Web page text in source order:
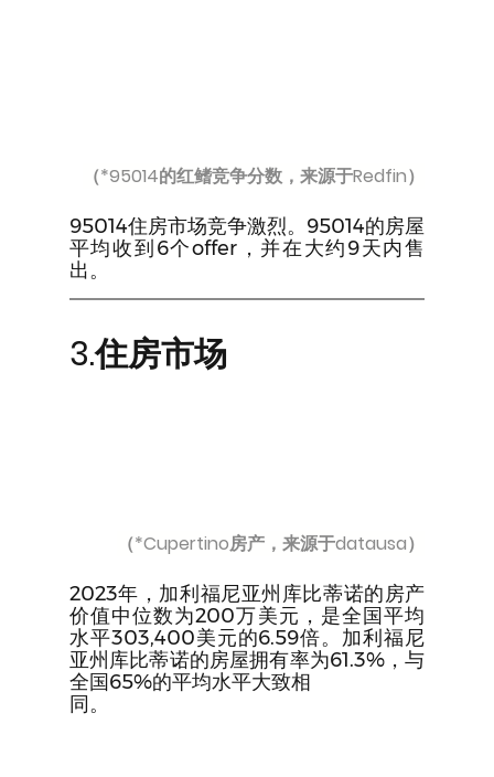
（*95014的红鳍竞争分数，来源于Redfin）
95014住房市场竞争激烈。95014的房屋
平均收到6个offer，并在大约9天内售
出。
3.住房市场
（*Cupertino房产，来源于datausa）
2023年，加利福尼亚州库比蒂诺的房产
价值中位数为200万美元，是全国平均
水平303,400美元的6.59倍。加利福尼
亚州库比蒂诺的房屋拥有率为61.3%，与
全国65%的平均水平大致相
同。